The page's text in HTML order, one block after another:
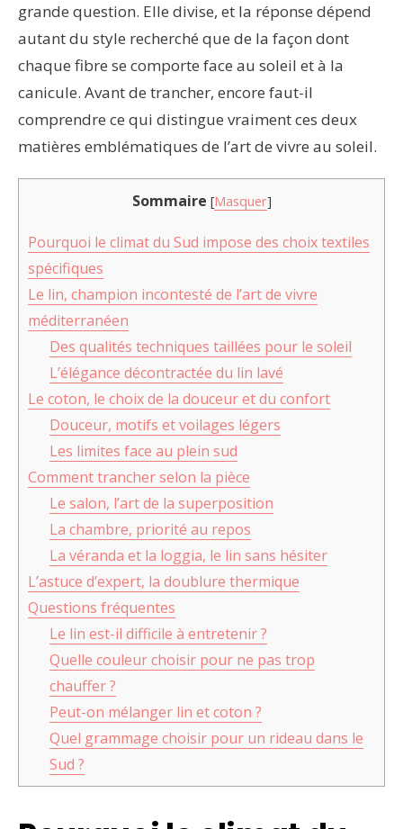
grande question. Elle divise, et la réponse dépend
autant du style recherché que de la façon dont
chaque fibre se comporte face au soleil et à la
canicule. Avant de trancher, encore faut-il
comprendre ce qui distingue vraiment ces deux
matières emblématiques de l’art de vivre au soleil.
Sommaire [Masquer]
Pourquoi le climat du Sud impose des choix textiles
spécifiques
Le lin, champion incontesté de l’art de vivre
méditerranéen
Des qualités techniques taillées pour le soleil
L’élégance décontractée du lin lavé
Le coton, le choix de la douceur et du confort
Douceur, motifs et voilages légers
Les limites face au plein sud
Comment trancher selon la pièce
Le salon, l’art de la superposition
La chambre, priorité au repos
La véranda et la loggia, le lin sans hésiter
L’astuce d’expert, la doublure thermique
Questions fréquentes
Le lin est-il difficile à entretenir ?
Quelle couleur choisir pour ne pas trop
chauffer ?
Peut-on mélanger lin et coton ?
Quel grammage choisir pour un rideau dans le
Sud ?